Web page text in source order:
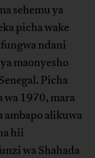
sehemu ya
picha wake
ndani
maonyesho
Picha
1970, mara
alikuwa
hii
wa Shahada